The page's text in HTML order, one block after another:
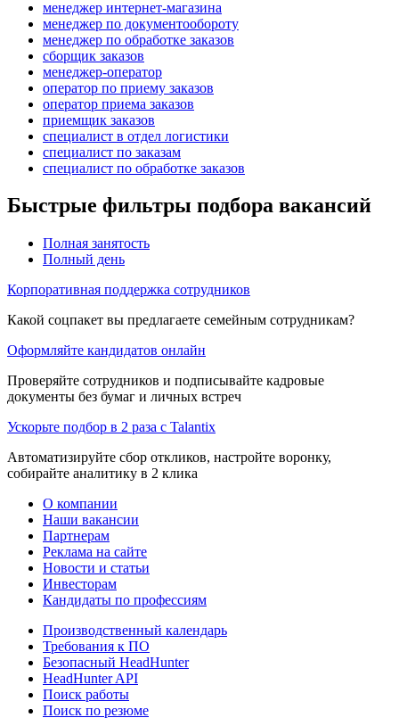
менеджер интернет-магазина
менеджер по документообороту
менеджер по обработке заказов
сборщик заказов
менеджер-оператор
оператор по приему заказов
оператор приема заказов
приемщик заказов
специалист в отдел логистики
специалист по заказам
специалист по обработке заказов
Быстрые фильтры подбора вакансий
Полная занятость
Полный день
Корпоративная поддержка сотрудников
Какой соцпакет вы предлагаете семейным сотрудникам?
Оформляйте кандидатов онлайн
Проверяйте сотрудников и подписывайте кадровые
документы без бумаг и личных встреч
Ускорьте подбор в 2 раза с Talantix
Автоматизируйте сбор откликов, настройте воронку,
собирайте аналитику в 2 клика
О компании
Наши вакансии
Партнерам
Реклама на сайте
Новости и статьи
Инвесторам
Кандидаты по профессиям
Производственный календарь
Требования к ПО
Безопасный HeadHunter
HeadHunter API
Поиск работы
Поиск по резюме